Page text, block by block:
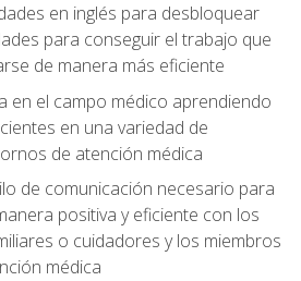
en inglés para desbloquear
para conseguir el trabajo que
de manera más eficiente
en el campo médico aprendiendo
en una variedad de
de atención médica
de comunicación necesario para
positiva y eficiente con los
o cuidadores y los miembros
médica